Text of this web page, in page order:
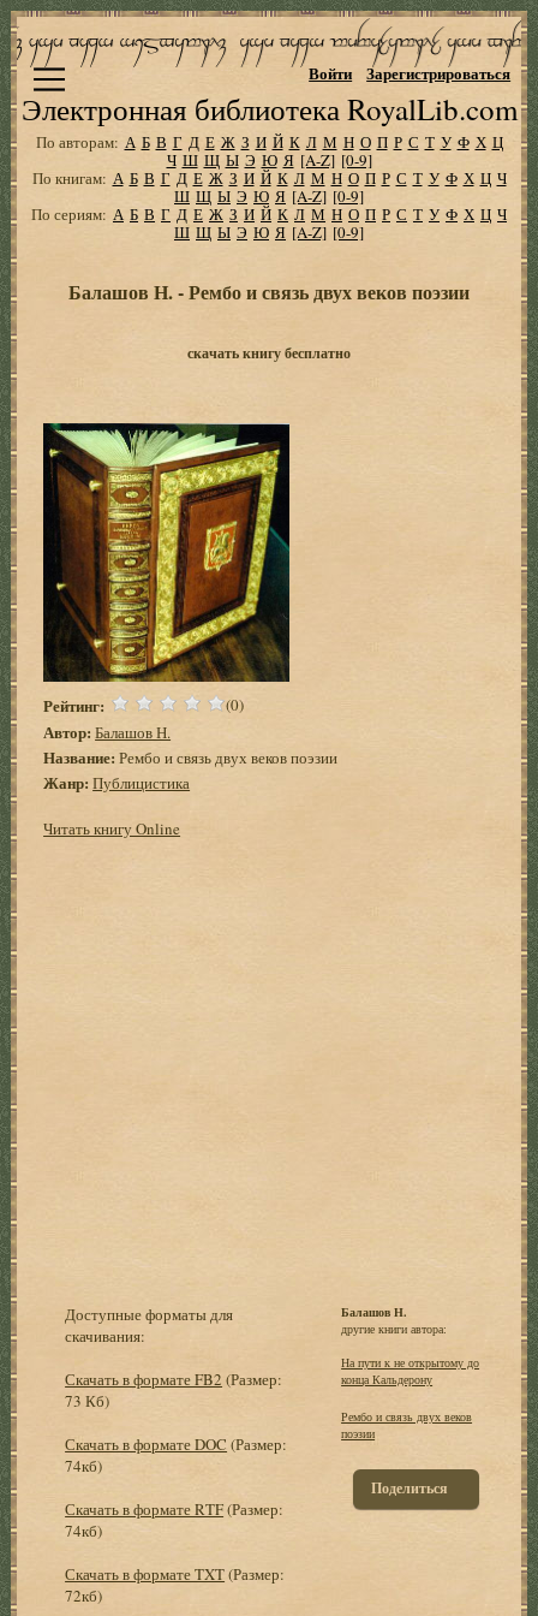
Электронная библиотека RoyalLib.com
Войти Зарегистрироваться
По авторам: А Б В Г Д Е Ж З И Й К Л М Н О П Р С Т У Ф Х Ц
Ч Ш Щ Ы Э Ю Я [A-Z] [0-9]
По книгам: А Б В Г Д Е Ж З И Й К Л М Н О П Р С Т У Ф Х Ц Ч
Ш Щ Ы Э Ю Я [A-Z] [0-9]
По сериям: А Б В Г Д Е Ж З И Й К Л М Н О П Р С Т У Ф Х Ц Ч
Ш Щ Ы Э Ю Я [A-Z] [0-9]
Балашов Н. - Рембо и связь двух веков поэзии
скачать книгу бесплатно
Рейтинг: (0)
Автор: Балашов Н.
Название: Рембо и связь двух веков поэзии
Жанр: Публицистика
Читать книгу Online
Доступные форматы для
скачивания:
Скачать в формате FB2 (Размер:
73 Кб)
Скачать в формате DOC (Размер:
74кб)
Скачать в формате RTF(Размер:
74кб)
Скачать в формате TXT(Размер:
72кб)
Балашов Н.
другие книги автора:
На пути к не открытому до
конца Кальдерону
Рембо и связь двух веков
поэзии
Поделиться